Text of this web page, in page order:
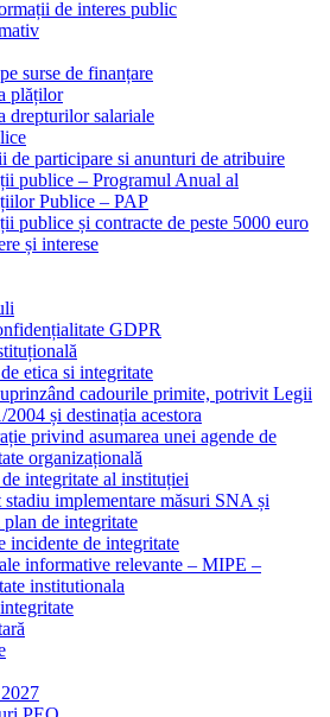
de interes public
surse de finanțare
plăților
drepturilor salariale
de participare si anunturi de atribuire
publice – Programul Anual al
Publice – PAP
publice și contracte de peste 5000 euro
și interese
GDPR
etica si integritate
cadourile primite, potrivit Legii
2004 și destinația acestora
privind asumarea unei agende de
organizațională
integritate al instituției
stadiu implementare măsuri SNA și
plan de integritate
incidente de integritate
informative relevante – MIPE –
institutionala